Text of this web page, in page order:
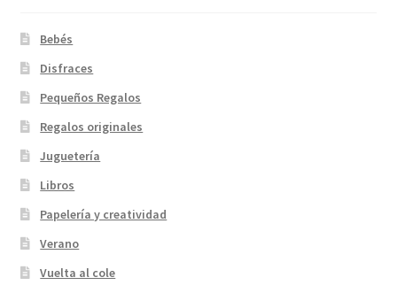
Bebés
Disfraces
Pequeños Regalos
Regalos originales
Juguetería
Libros
Papelería y creatividad
Verano
Vuelta al cole